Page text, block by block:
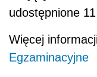
udostępnione
Więcej
Egzaminacyjne